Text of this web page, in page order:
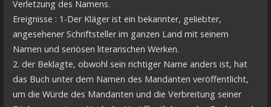
Verletzung des Namens.
Ereignisse : 1-Der Kläger ist ein bekannter, geliebter,
angesehener Schriftsteller im ganzen Land mit seinem
Namen und seriösen literarischen Werken.
2. der Beklagte, obwohl sein richtiger Name anders ist, hat
das Buch unter dem Namen des Mandanten veröffentlicht,
um die Würde des Mandanten und die Verbreitung seiner